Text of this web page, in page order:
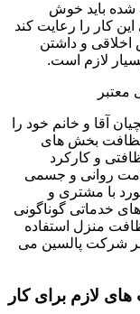
شده باید خوش
کار را رعایت کند
و داشتن
لازم است.
آقا و خانم خود را
نظافت بخش های
و کارکرد
روانی و جسمی
با مشتری و
خدماتی گوناگونی
منزل استفاده
شرکت پالسین می
لازم برای کار